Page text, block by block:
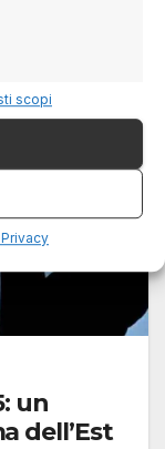
scopi
un
dell’Est